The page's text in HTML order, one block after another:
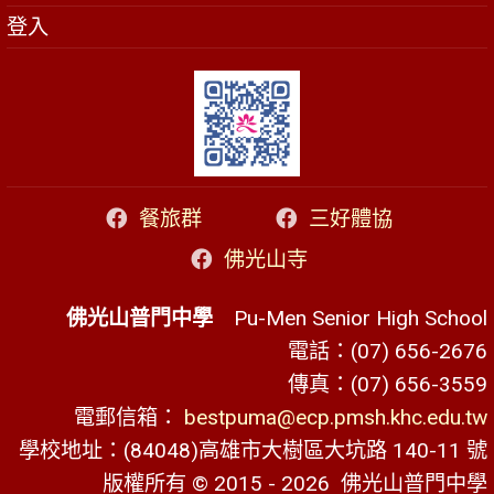
登入
餐旅群
三好體協
佛光山寺
佛光山普門中學 Pu-Men Senior High School
電話：(07) 656-2676
傳真：(07) 656-3559
電郵信箱： bestpuma@ecp.pmsh.khc.edu.tw
學校地址：(84048)高雄市大樹區大坑路 140-11 號
版權所有 © 2015 - 2026 佛光山普門中學